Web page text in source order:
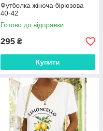
Футболка жіноча бірюзова
40-42
Готово до відправки
295 ₴
Купити